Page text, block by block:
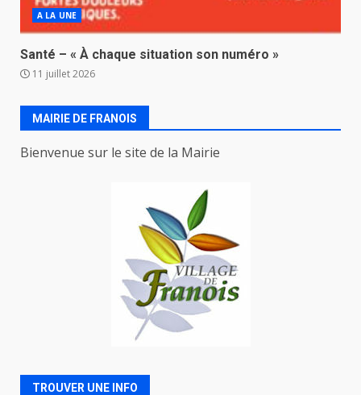
A LA UNE
Santé – « À chaque situation son numéro »
11 juillet 2026
MAIRIE DE FRANOIS
Bienvenue sur le site de la Mairie
TROUVER UNE INFO